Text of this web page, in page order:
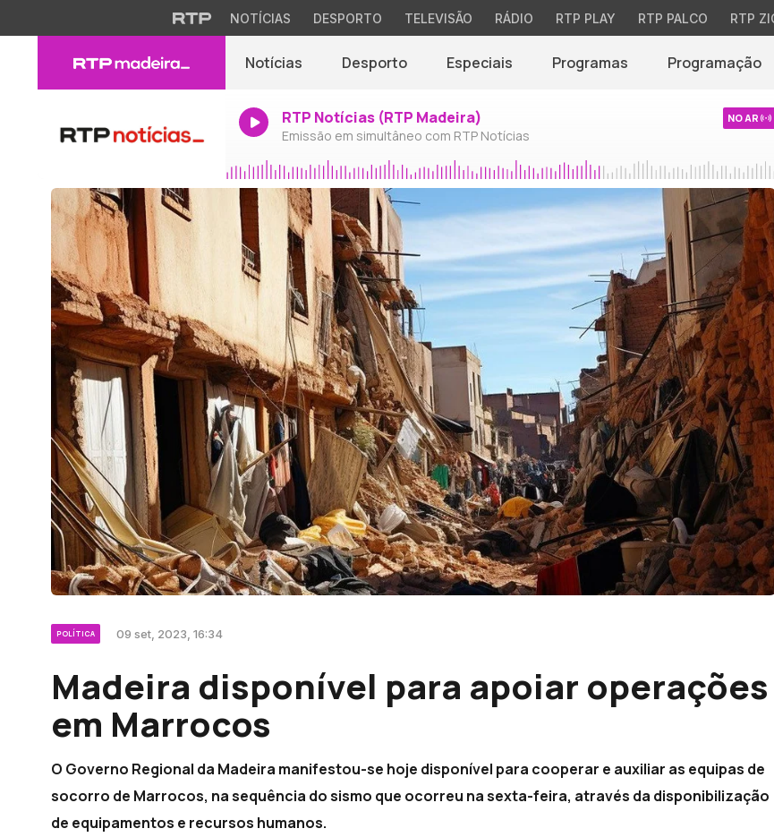
NOTÍCIAS DESPORTO TELEVISÃO RÁDIO RTP PLAY RTP PALCO RTP
Notícias Desporto Especiais Programas Programação
RTP Notícias (RTP Madeira)
Emissão em simultâneo com RTP Notícias
NO AR
POLÍTICA 09 set, 2023, 16:34
Madeira disponível para apoiar operações
em Marrocos
O Governo Regional da Madeira manifestou-se hoje disponível para cooperar e auxiliar as equipas de
socorro de Marrocos, na sequência do sismo que ocorreu na sexta-feira, através da disponibilização
de equipamentos e recursos humanos.